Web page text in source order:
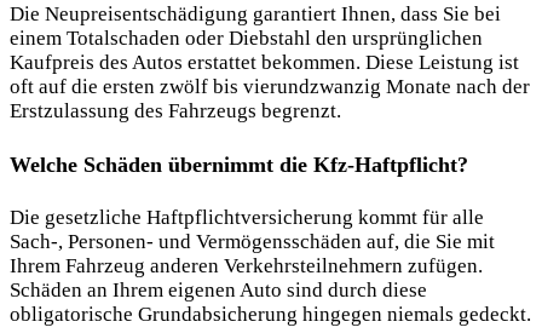
Die Neupreisentschädigung garantiert Ihnen, dass Sie bei
einem Totalschaden oder Diebstahl den ursprünglichen
Kaufpreis des Autos erstattet bekommen. Diese Leistung ist
oft auf die ersten zwölf bis vierundzwanzig Monate nach der
Erstzulassung des Fahrzeugs begrenzt.
Welche Schäden übernimmt die Kfz-Haftpflicht?
Die gesetzliche Haftpflichtversicherung kommt für alle
Sach-, Personen- und Vermögensschäden auf, die Sie mit
Ihrem Fahrzeug anderen Verkehrsteilnehmern zufügen.
Schäden an Ihrem eigenen Auto sind durch diese
obligatorische Grundabsicherung hingegen niemals gedeckt.